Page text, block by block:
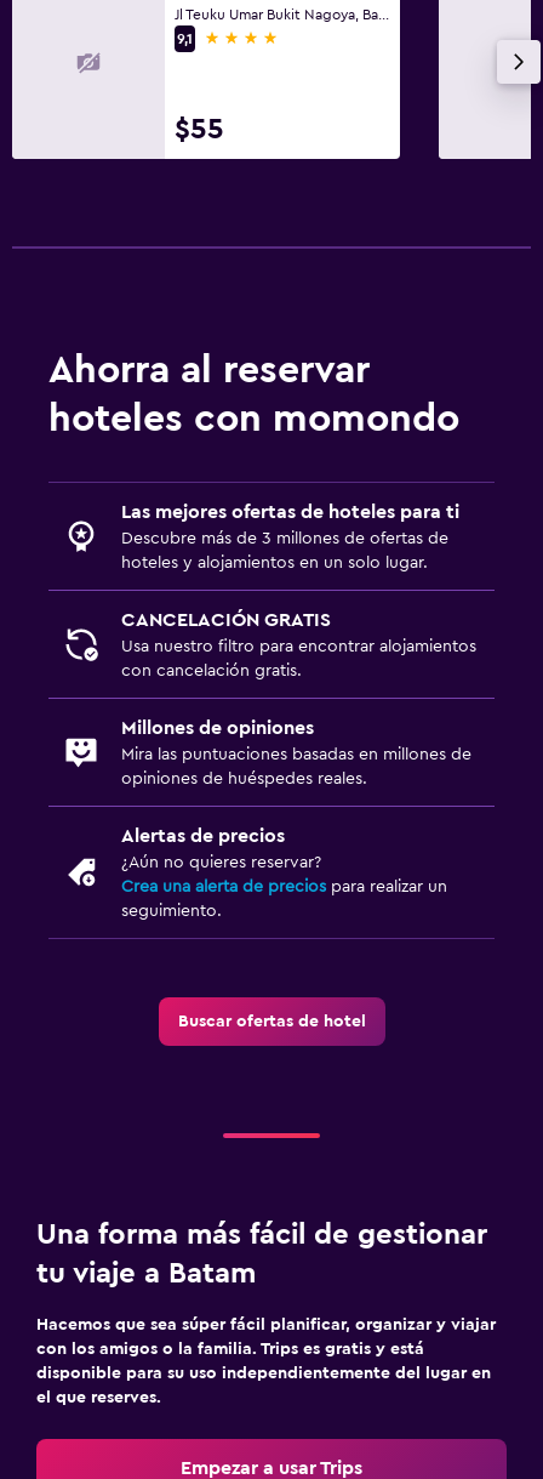
9,1
4 estrellas
$55
Ahorra al reservar
hoteles con momondo
Las mejores ofertas de hoteles para ti
Descubre más de 3 millones de ofertas de
hoteles y alojamientos en un solo lugar.
CANCELACIÓN GRATIS
Usa nuestro filtro para encontrar alojamientos
con cancelación gratis.
Millones de opiniones
Mira las puntuaciones basadas en millones de
opiniones de huéspedes reales.
Alertas de precios
¿Aún no quieres reservar?
Crea una alerta de precios para realizar un
seguimiento.
Buscar ofertas de hotel
Una forma más fácil de gestionar
tu viaje a Batam
Hacemos que sea súper fácil planificar, organizar y viajar
con los amigos o la familia. Trips es gratis y está
disponible para su uso independientemente del lugar en
el que reserves.
Empezar a usar Trips